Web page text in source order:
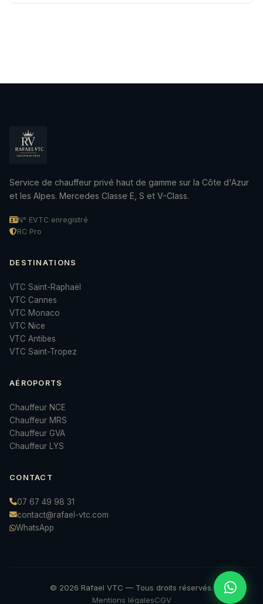
Service de chauffeur privé haut de gamme sur la Côte d'Azur
et les Alpes. Mercedes Classe E, S et V-Class.
N° EVTC enregistré
RC Pro
DESTINATIONS
VTC Saint-Raphaël
VTC Cannes
VTC Monaco
VTC Nice
VTC Antibes
VTC Saint-Tropez
AÉROPORTS
Chauffeur NCE
Chauffeur MRS
Chauffeur GVA
Chauffeur LYS
CONTACT
07 67 49 98 31
contact@rafael-vtc.com
WhatsApp
© 2026 Rafael VTC — Tous droits réservés.
Mentions légalesCGV